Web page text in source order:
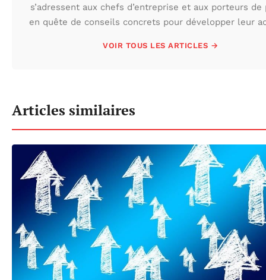
s’adressent aux chefs d’entreprise et aux porteurs de
en quête de conseils concrets pour développer leur
VOIR TOUS LES ARTICLES →
Articles similaires